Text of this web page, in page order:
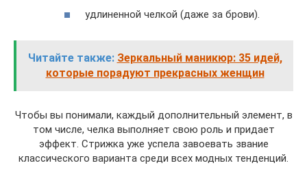
удлиненной челкой (даже за брови).
Читайте также: Зеркальный маникюр: 35 идей,
которые порадуют прекрасных женщин
Чтобы вы понимали, каждый дополнительный элемент, в
том числе, челка выполняет свою роль и придает
эффект. Стрижка уже успела завоевать звание
классического варианта среди всех модных тенденций.